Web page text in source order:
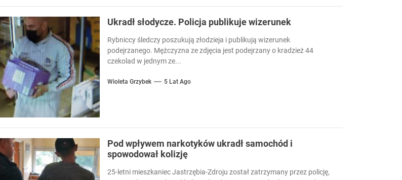
Ukradł słodycze. Policja publikuje wizerunek
Rybniccy śledczy poszukują złodzieja i publikują wizerunek
podejrzanego. Mężczyzna ze zdjęcia jest podejrzany o kradzież 44
czekolad w jednym ze...
Wioleta Grzybek 5 Lat Ago
Pod wpływem narkotyków ukradł samochód i
spowodował kolizję
25-letni mieszkaniec Jastrzębia-Zdroju został zatrzymany przez policję,